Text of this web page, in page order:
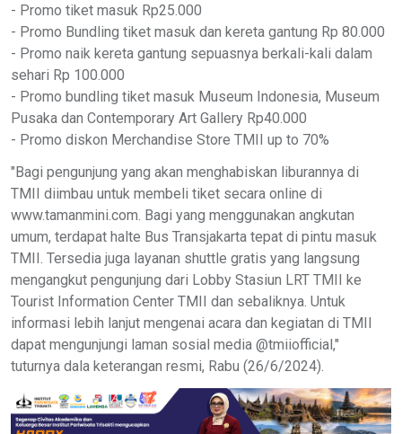
- Promo tiket masuk Rp25.000
- Promo Bundling tiket masuk dan kereta gantung Rp 80.000
- Promo naik kereta gantung sepuasnya berkali-kali dalam
sehari Rp 100.000
- Promo bundling tiket masuk Museum Indonesia, Museum
Pusaka dan Contemporary Art Gallery Rp40.000
- Promo diskon Merchandise Store TMII up to 70%
"Bagi pengunjung yang akan menghabiskan liburannya di
TMII diimbau untuk membeli tiket secara online di
www.tamanmini.com. Bagi yang menggunakan angkutan
umum, terdapat halte Bus Transjakarta tepat di pintu masuk
TMII. Tersedia juga layanan shuttle gratis yang langsung
mengangkut pengunjung dari Lobby Stasiun LRT TMII ke
Tourist Information Center TMII dan sebaliknya. Untuk
informasi lebih lanjut mengenai acara dan kegiatan di TMII
dapat mengunjungi laman sosial media @tmiiofficial,"
tuturnya dala keterangan resmi, Rabu (26/6/2024).